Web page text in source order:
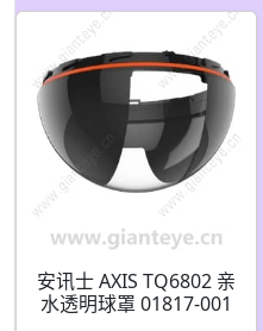
安讯士 AXIS TQ6802 亲
水透明球罩 01817-001